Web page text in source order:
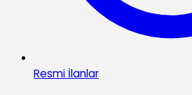
Resmi İlanlar